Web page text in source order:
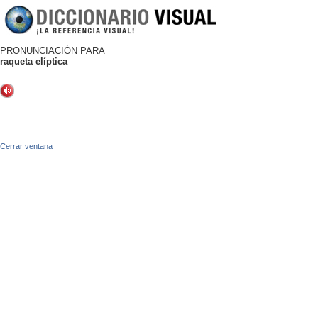
PRONUNCIACIÓN PARA
raqueta elíptica
-
Cerrar ventana